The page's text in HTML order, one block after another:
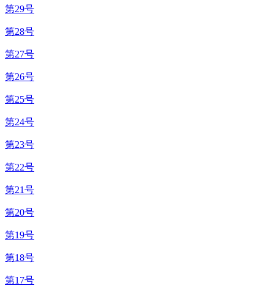
第29号
第28号
第27号
第26号
第25号
第24号
第23号
第22号
第21号
第20号
第19号
第18号
第17号